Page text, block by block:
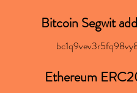
Bitcoin Segwit
Ethereum